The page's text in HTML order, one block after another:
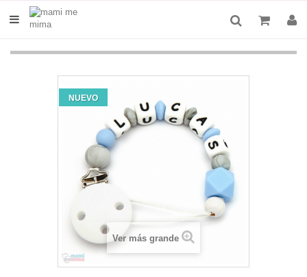
NUEVO
Ver más grande